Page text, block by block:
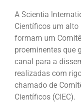
A Scientia
Científicos um alto
formam um
proeminentes que
canal para a
realizadas com
chamado de
Científicos (CIEC).